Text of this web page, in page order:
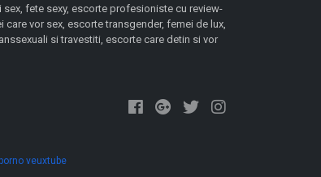
fete sexy, escorte profesioniste cu review-
vor sex, escorte transgender, femei de lux,
si travestiti, escorte care detin si vor
veuxtube